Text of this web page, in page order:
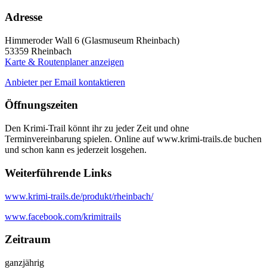
Adresse
Himmeroder Wall 6 (Glasmuseum Rheinbach)
53359 Rheinbach
Karte & Routenplaner anzeigen
Anbieter per Email kontaktieren
Öffnungszeiten
Den Krimi-Trail könnt ihr zu jeder Zeit und ohne
Terminvereinbarung spielen. Online auf www.krimi-trails.de buchen
und schon kann es jederzeit losgehen.
Weiterführende Links
www.krimi-trails.de/produkt/rheinbach/
www.facebook.com/krimitrails
Zeitraum
ganzjährig